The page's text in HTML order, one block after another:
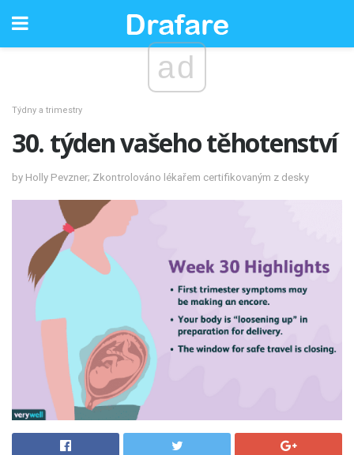
ad
Týdny a trimestry
30. týden vašeho těhotenství
by Holly Pevzner; Zkontrolováno lékařem certifikovaným z desky